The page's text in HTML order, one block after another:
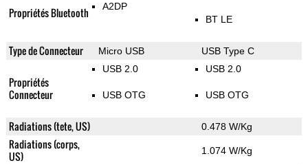
Propriétés Bluetooth A2DP
BT LE
Type de Connecteur Micro USB USB Type C
Propriétés
Connecteur
USB 2.0
USB OTG
USB 2.0
USB OTG
Radiations (tete, US) 0.478 W/Kg
Radiations (corps,
US)
1.074 W/Kg